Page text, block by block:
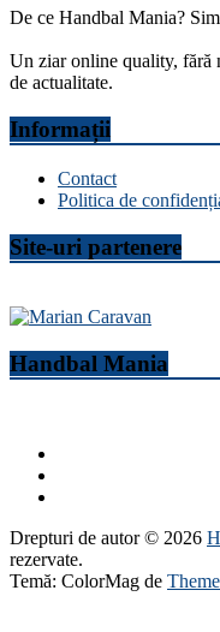
De ce Handbal Mania?
Un ziar online quality, fără
de actualitate.
Informații
Contact
Politica de
Site-uri partenere
Handbal Mania
Drepturi de autor © 2026
rezervate.
Temă: ColorMag de